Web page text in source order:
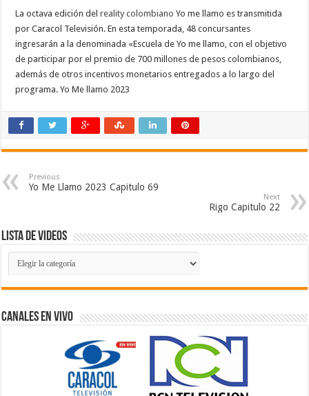
La octava edición del reality colombiano Yo me llamo es transmitida
por Caracol Televisión.​ En esta temporada, 48 concursantes
ingresarán a la denominada «Escuela de Yo me llamo, con el objetivo
de participar por el premio de 700 millones de pesos colombianos,
además de otros incentivos monetarios entregados a lo largo del
programa. Yo Me llamo 2023 ​
Previous
Yo Me Llamo 2023 Capitulo 69
Next
Rigo Capitulo 22
Lista de Videos
Lista
de
Videos
Canales En Vivo